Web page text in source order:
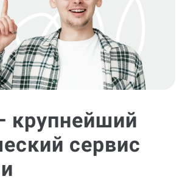
крупнейший
сервис